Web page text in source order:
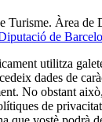
Turisme. Àrea de
de
utilitza
dades de
No obstant
de